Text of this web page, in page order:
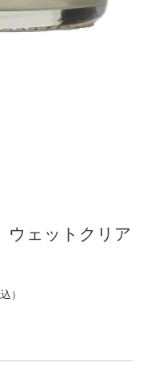
ウェットクリア
）